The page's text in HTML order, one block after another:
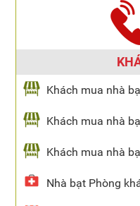
Khách mua nhà
Khách mua nhà
Khách mua nhà
Nhà bạt Phòng